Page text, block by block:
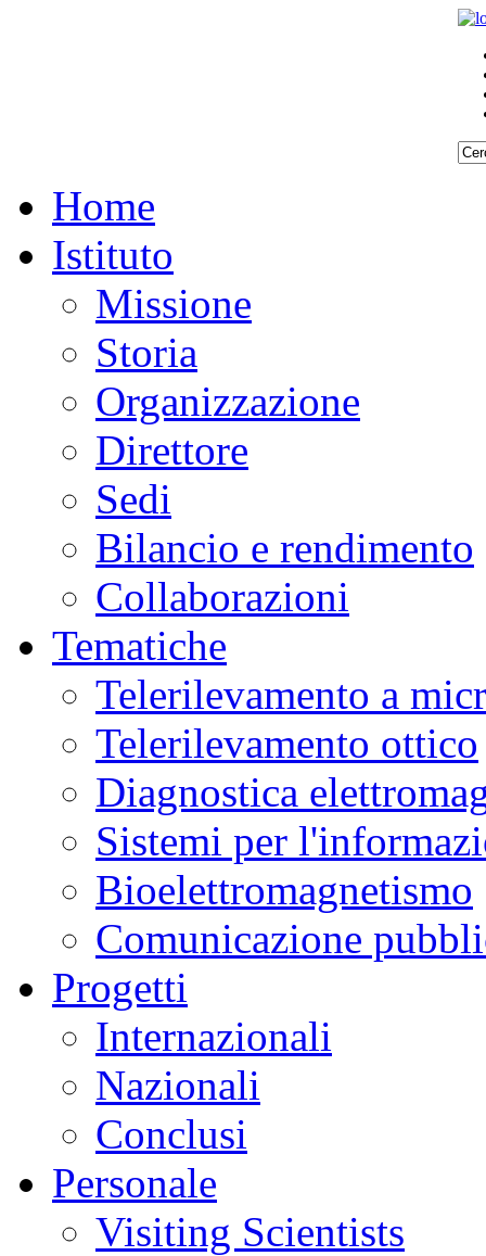
Home
Istituto
Missione
Storia
Organizzazione
Direttore
Sedi
Bilancio e rendimento
Collaborazioni
Tematiche
Telerilevamento a
Telerilevamento ottico
Diagnostica
Sistemi per
Bioelettromagnetismo
Comunicazione
Progetti
Internazionali
Nazionali
Conclusi
Personale
Visiting Scientists
assolutamente
aperta